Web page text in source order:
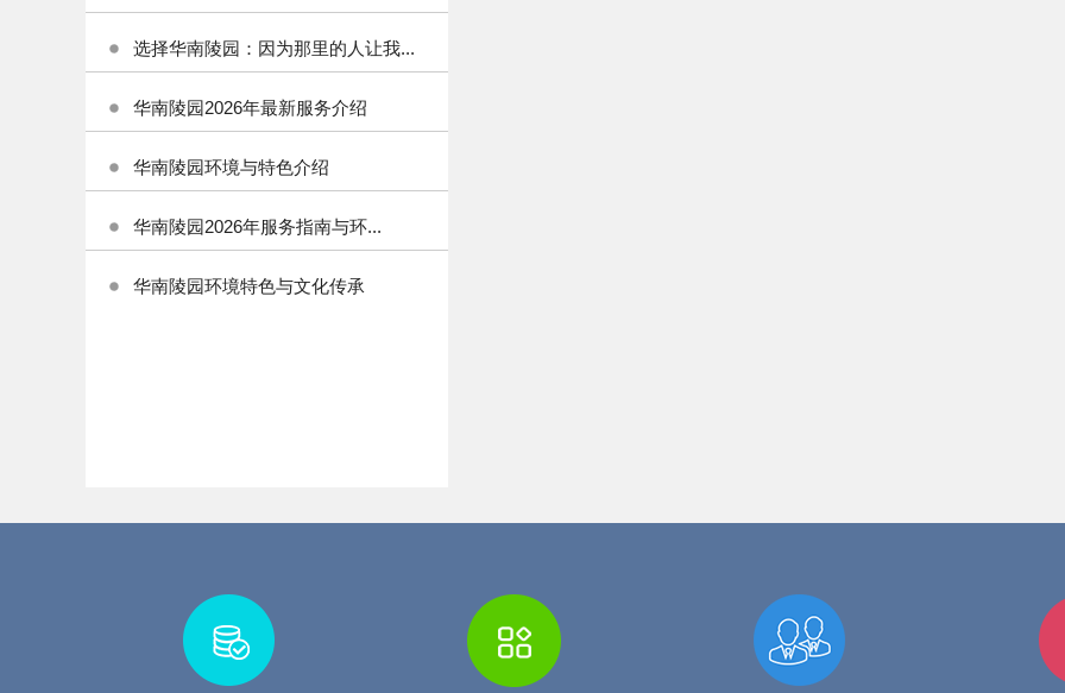
选择华南陵园：因为那里的人让我...
华南陵园2026年最新服务介绍
华南陵园环境与特色介绍
华南陵园2026年服务指南与环...
华南陵园环境特色与文化传承